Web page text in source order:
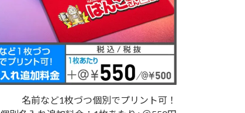
名前など1枚づつ個別でプリント可！